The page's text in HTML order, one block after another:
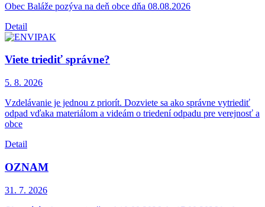
Obec Baláže pozýva na deň obce dňa 08.08.2026
Detail
Viete triediť správne?
5. 8. 2026
Vzdelávanie je jednou z priorít. Dozviete sa ako správne vytriediť
odpad vďaka materiálom a videám o triedení odpadu pre verejnosť a
obce
Detail
OZNAM
31. 7. 2026